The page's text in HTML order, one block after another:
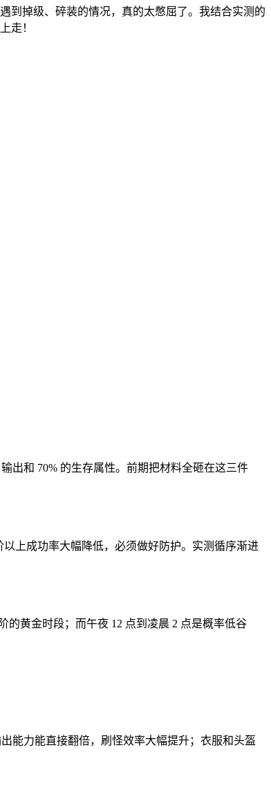
到掉级、碎装的情况，真的太憋屈了。我结合实测的
走！
出和 70% 的生存属性。前期把材料全砸在这三件
上成功率大幅降低，必须做好防护。实测循序渐进
黄金时段；而午夜 12 点到凌晨 2 点是概率低谷
能力能直接翻倍，刷怪效率大幅提升；衣服和头盔